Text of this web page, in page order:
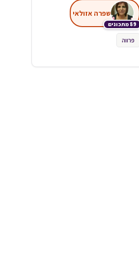
89 מתכונים
שפרה אזולאי
פרווה